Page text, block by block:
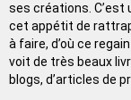
ses créations. C’est
cet appétit de
à faire, d’où ce
voit de très beaux
blogs, d’articles de